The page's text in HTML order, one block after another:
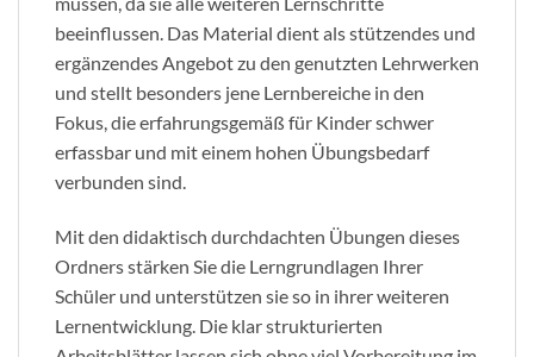
beeinflussen. Das Material dient als stützendes und
ergänzendes Angebot zu den genutzten Lehrwerken
und stellt besonders jene Lernbereiche in den
Fokus, die erfahrungsgemäß für Kinder schwer
erfassbar und mit einem hohen Übungsbedarf
verbunden sind.
Mit den didaktisch durchdachten Übungen dieses
Ordners stärken Sie die Lerngrundlagen Ihrer
Schüler und unterstützen sie so in ihrer weiteren
Lernentwicklung. Die klar strukturierten